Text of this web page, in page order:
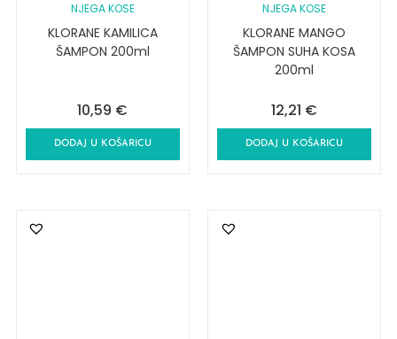
NJEGA KOSE
KLORANE KAMILICA
ŠAMPON 200ml
10,59 €
DODAJ U KOŠARICU
NJEGA KOSE
KLORANE MANGO
ŠAMPON SUHA KOSA
200ml
12,21 €
DODAJ U KOŠARICU